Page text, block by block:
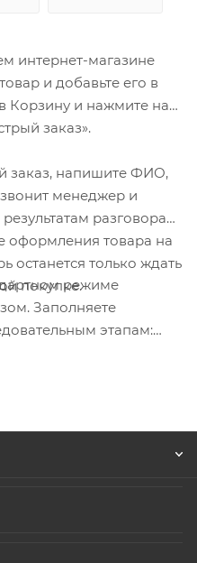
интернет-магазине
и добавьте его в
Корзину и нажмите на
заказ».
заказ, напишите ФИО,
менеджер и
разговора
оформления товара на
останется только ждать
покупке.режиме
Заполняете
этапам: